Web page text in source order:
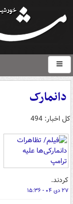
دانمارک
کل اخبار: 494
کردند.
۲۷ دی ۰۴ - ۱۵:۳۶